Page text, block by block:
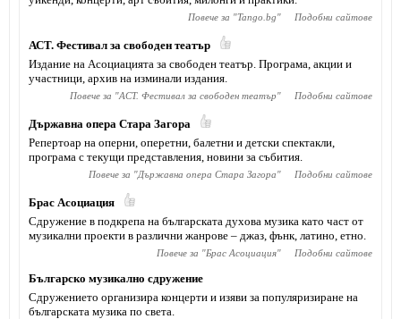
Повече за "Tango.bg" Подобни сайтове
АСТ. Фестивал за свободен театър
Издание на Асоциацията за свободен театър. Програма, акции и
участници, архив на изминали издания.
Повече за "АСТ. Фестивал за свободен театър" Подобни сайтове
Държавна опера Стара Загора
Репертоар на оперни, оперетни, балетни и детски спектакли,
програма с текущи представления, новини за събития.
Повече за "Държавна опера Стара Загора" Подобни сайтове
Брас Асоциация
Сдружение в подкрепа на българската духова музика като част от
музикални проекти в различни жанрове – джаз, фънк, латино, етно.
Повече за "Брас Асоциация" Подобни сайтове
Българско музикално сдружение
Сдружението организира концерти и изяви за популяризиране на
българската музика по света.